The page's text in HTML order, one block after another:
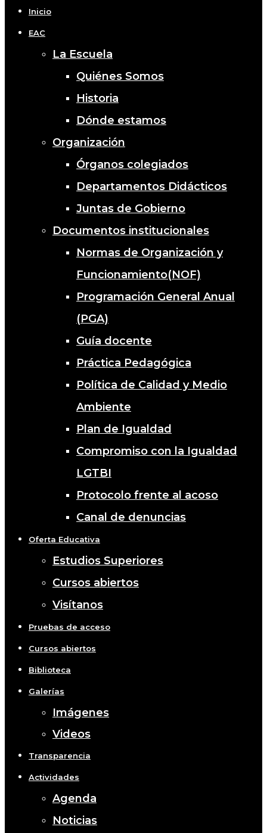
Inicio
EAC
La Escuela
Quiénes Somos
Historia
Dónde estamos
Organización
Órganos colegiados
Departamentos Didácticos
Juntas de Gobierno
Documentos institucionales
Normas de Organización y
Funcionamiento(NOF)
Programación General Anual
(PGA)
Guía docente
Práctica Pedagógica
Política de Calidad y Medio
Ambiente
Plan de Igualdad
Compromiso con la Igualdad
LGTBI
Protocolo frente al acoso
Canal de denuncias
Oferta Educativa
Estudios Superiores
Cursos abiertos
Visítanos
Pruebas de acceso
Cursos abiertos
Biblioteca
Galerías
Imágenes
Videos
Transparencia
Actividades
Agenda
Noticias